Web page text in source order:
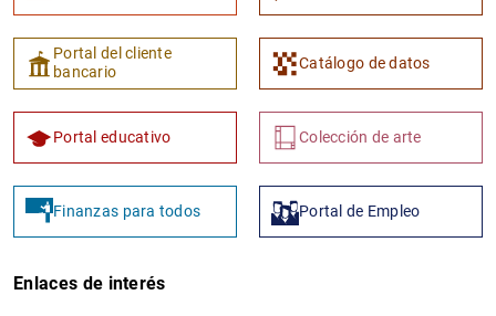
Portal del cliente
bancario
Catálogo de datos
Portal educativo Colección de arte
Finanzas para todos Portal de Empleo
Enlaces de interés